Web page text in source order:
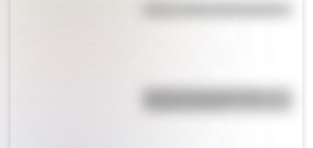
Bandera de Ecuador para
colorear e imprimir